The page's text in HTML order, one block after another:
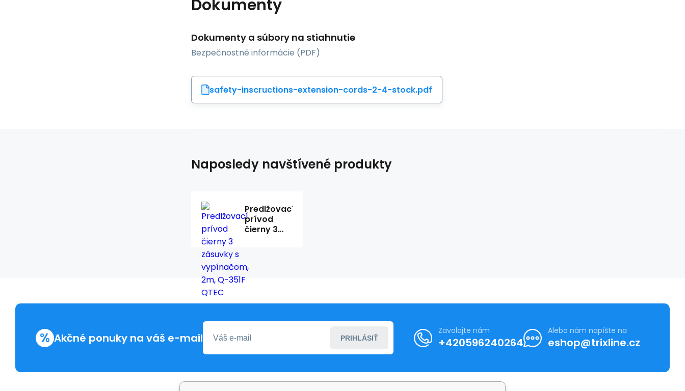
Dokumenty
Dokumenty a súbory na stiahnutie
Bezpečnostné informácie (PDF)
safety-inscructions-extension-cords-2-4-stock.pdf
Naposledy navštívené produkty
Predlžovací
prívod
čierny 3
QTEC
% Akčné ponuky na váš e-mail PRIHLÁSIŤ
Zavolajte nám
+420596240264
Alebo nám napíšte na
eshop@trixline.cz